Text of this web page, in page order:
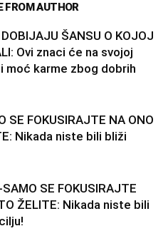
FROM AUTHOR
ŠANSU O KOJOJ
Ovi znaci će na svojoj
moć karme zbog dobrih
SE FOKUSIRAJTE NA ONO
Nikada niste bili bliži
SE FOKUSIRAJTE
ŽELITE: Nikada niste bili